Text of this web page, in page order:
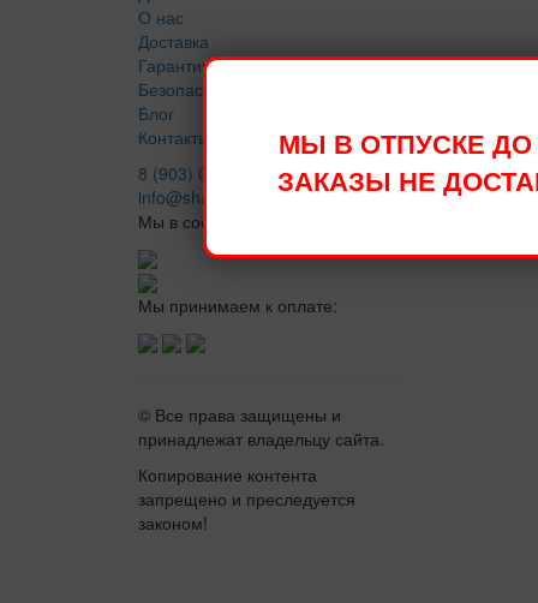
О нас
Доставка
Гарантии
Безопасность
Блог
Контакты
8 (903) 018-55-33
info@sharsharich.ru
Мы в сосетях:
Мы принимаем к оплате:
© Все права защищены и
принадлежат владельцу сайта.
Копирование контента
запрещено и преследуется
законом!
МЫ В ОТПУСКЕ ДО
ЗАКАЗЫ НЕ